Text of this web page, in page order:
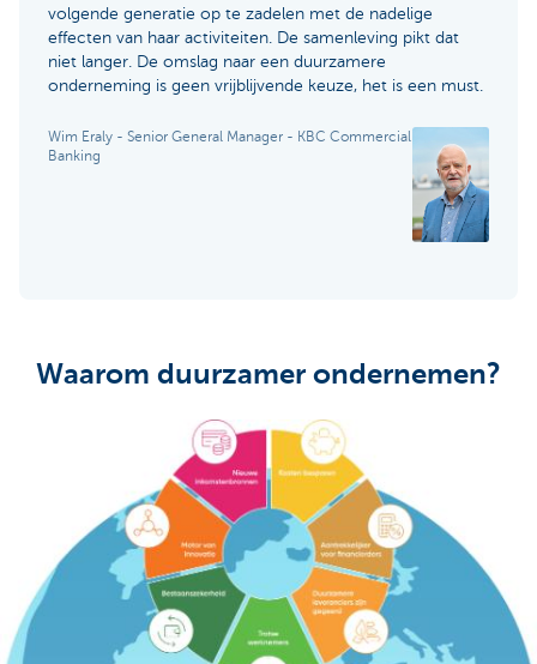
volgende generatie op te zadelen met de nadelige
effecten van haar activiteiten. De samenleving pikt dat
niet langer. De omslag naar een duurzamere
onderneming is geen vrijblijvende keuze, het is een must.
Wim Eraly - Senior General Manager - KBC Commercial
Banking
Waarom duurzamer ondernemen?